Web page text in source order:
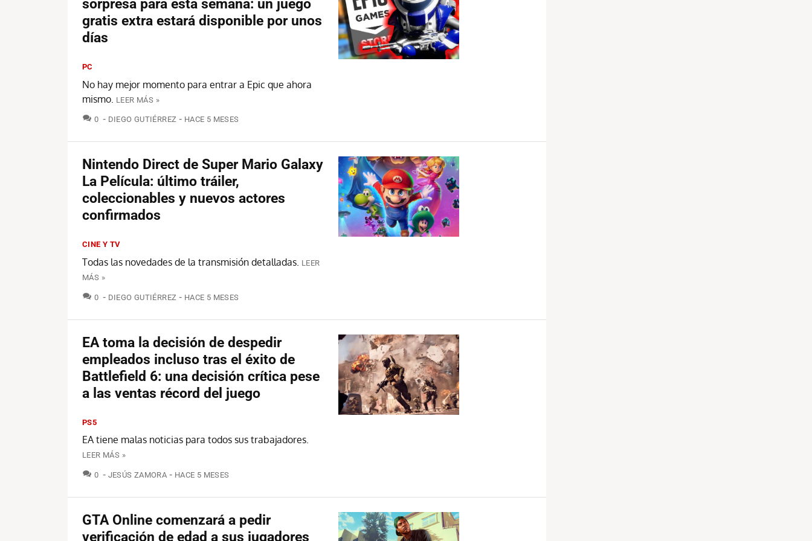
sorpresa para esta semana: un juego
gratis extra estará disponible por unos
días
PC
No hay mejor momento para entrar a Epic que ahora
mismo. LEER MÁS »
0 COMENTARIOS
DIEGO GUTIÉRREZ HACE 5 MESES
Nintendo Direct de Super Mario Galaxy
La Película: último tráiler,
coleccionables y nuevos actores
confirmados
CINE Y TV
Todas las novedades de la transmisión detalladas. LEER
MÁS »
0 COMENTARIOS
DIEGO GUTIÉRREZ HACE 5 MESES
EA toma la decisión de despedir
empleados incluso tras el éxito de
Battlefield 6: una decisión crítica pese
a las ventas récord del juego
PS5
EA tiene malas noticias para todos sus trabajadores.
LEER MÁS »
0 COMENTARIOS
JESÚS ZAMORA HACE 5 MESES
GTA Online comenzará a pedir
verificación de edad a sus jugadores